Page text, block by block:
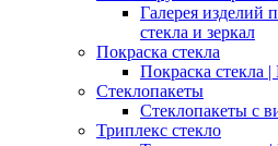
Галерея изделий
стекла и зеркал
Покраска стекла
Покраска стекла |
Стеклопакеты
Стеклопакеты с
Триплекс стекло